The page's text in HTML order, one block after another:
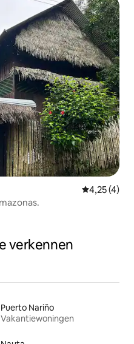
4,25 (4)
verkennen
Puerto Nariño
Vakantiewoningen